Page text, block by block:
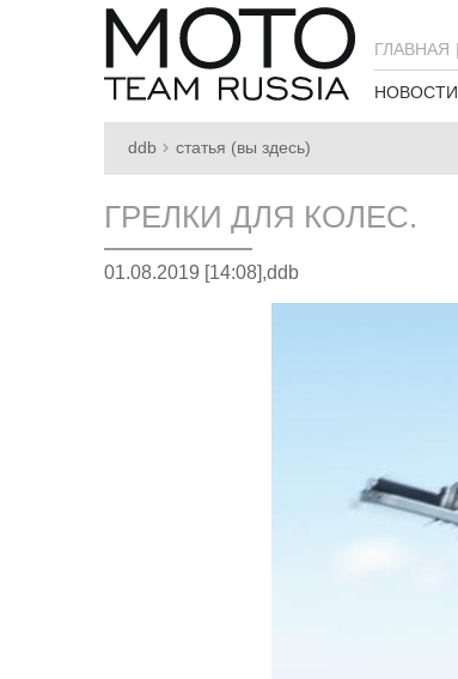
ГЛАВНАЯ
НОВОСТИ
ddb статья (вы здесь)
ГРЕЛКИ ДЛЯ КОЛЕС.
01.08.2019 [14:08],ddb